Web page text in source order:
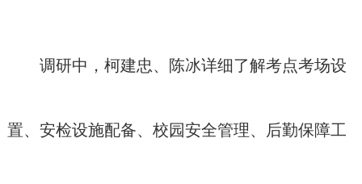
调研中，柯建忠、陈冰详细了解考点考场设
置、安检设施配备、校园安全管理、后勤保障工